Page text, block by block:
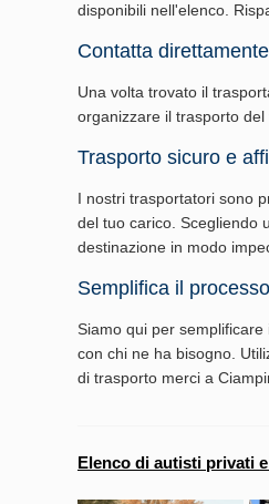
disponibili nell'elenco.
Contatta
Una volta trovato il
organizzare il trasporto
Trasporto sicuro e
I nostri trasportatori sono
del tuo carico. Scegliendo
destinazione in modo
Semplifica il
Siamo qui per
con chi ne ha bisogno.
di trasporto merci a
Elenco di autisti privati